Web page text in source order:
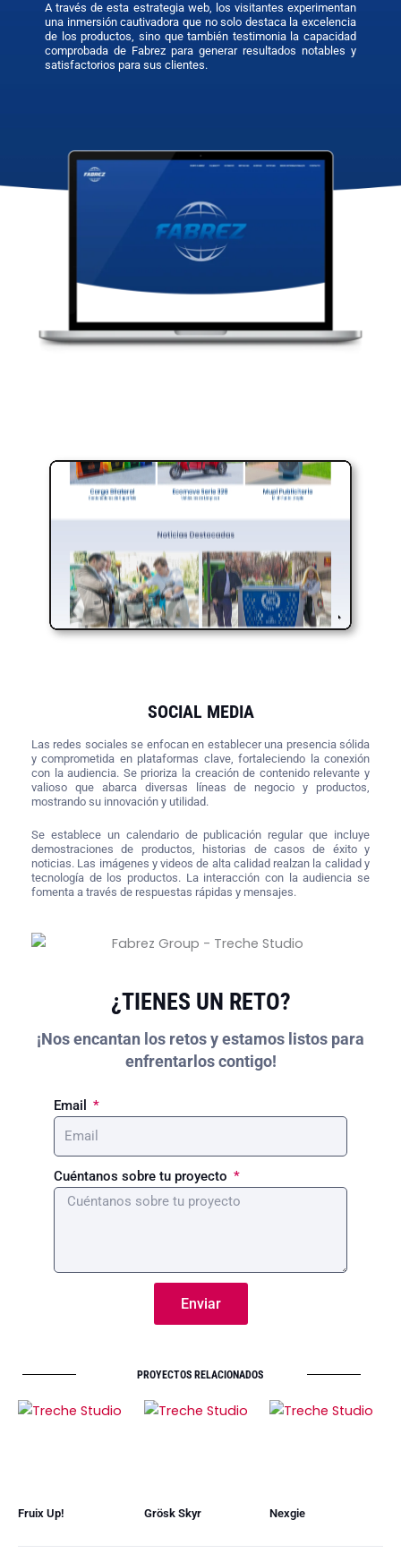
A través de esta estrategia web, los visitantes experimentan
una inmersión cautivadora que no solo destaca la excelencia
de los productos, sino que también testimonia la capacidad
comprobada de Fabrez para generar resultados notables y
satisfactorios para sus clientes.
SOCIAL MEDIA
Las redes sociales se enfocan en establecer una presencia sólida
y comprometida en plataformas clave, fortaleciendo la conexión
con la audiencia. Se prioriza la creación de contenido relevante y
valioso que abarca diversas líneas de negocio y productos,
mostrando su innovación y utilidad.
Se establece un calendario de publicación regular que incluye
demostraciones de productos, historias de casos de éxito y
noticias. Las imágenes y videos de alta calidad realzan la calidad y
tecnología de los productos. La interacción con la audiencia se
fomenta a través de respuestas rápidas y mensajes.
¿TIENES UN RETO?
¡Nos encantan los retos y estamos listos para
enfrentarlos contigo!
Email
Cuéntanos sobre tu proyecto
Enviar
PROYECTOS RELACIONADOS
Fruix Up! Grösk Skyr Nexgie